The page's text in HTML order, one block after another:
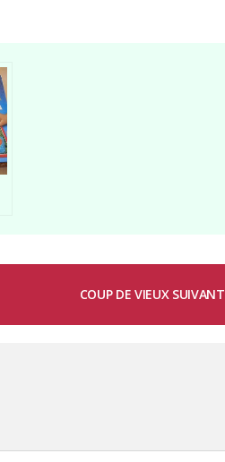
COUP DE VIEUX SUIVANT